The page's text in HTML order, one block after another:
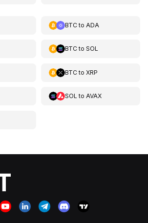
BTCto ADA
BTCto SOL
BTCto XRP
SOL to AVAX